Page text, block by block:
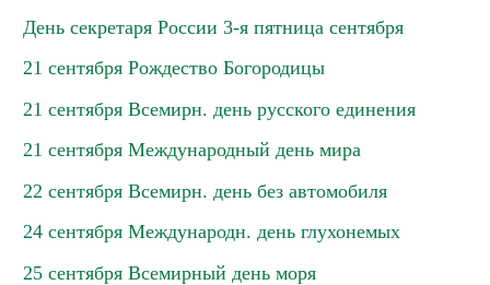
День секретаря России 3-я пятница сентября
21 сентября Рождество Богородицы
21 сентября Всемирн. день русского единения
21 сентября Международный день мира
22 сентября Всемирн. день без автомобиля
24 сентября Международн. день глухонемых
25 сентября Всемирный день моря